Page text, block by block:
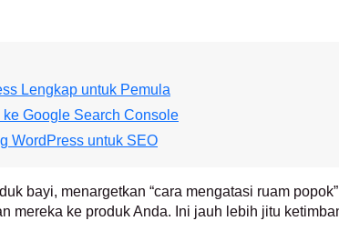
Lengkap untuk Pemula
Google Search Console
WordPress untuk SEO
bayi, menargetkan “cara mengatasi ruam
mereka ke produk Anda. Ini jauh lebih jitu